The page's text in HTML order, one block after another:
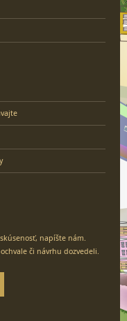
napíšte nám.
či návrhu dozvedeli.